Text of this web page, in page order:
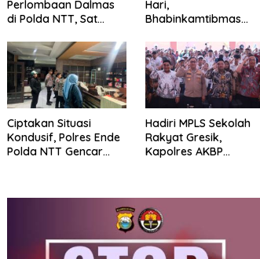
Perlombaan Dalmas
di Polda NTT, Sat
Gelar Latihan
Peningkatan
Kemampuan
Hari,
Bhabinkamtibmas
Bahaya Cuaca
Ekstrem dan Jaga
Kamtibmas
Ciptakan Situasi
Kondusif, Polres Ende
Polda NTT Gencar
Hadiri MPLS Sekolah
Rakyat Gresik,
Kapolres AKBP
Pendidikan
Berkualitas